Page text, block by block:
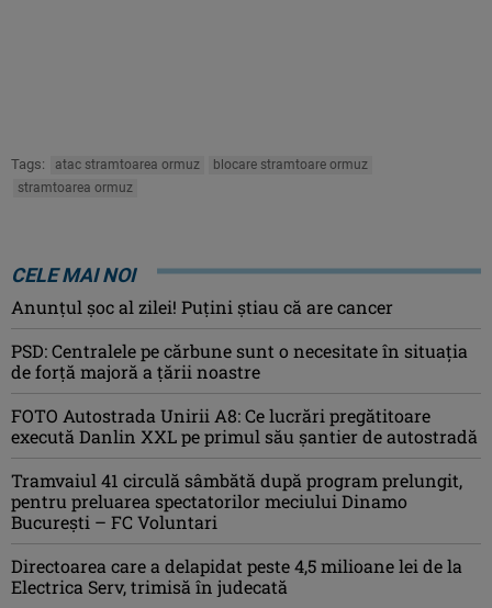
Tags: atac stramtoarea ormuz
blocare stramtoare ormuz
stramtoarea ormuz
CELE MAI NOI
Anunţul şoc al zilei! Puţini ştiau că are cancer
PSD: Centralele pe cărbune sunt o necesitate în situaţia
de forţă majoră a ţării noastre
FOTO Autostrada Unirii A8: Ce lucrări pregătitoare
execută Danlin XXL pe primul său șantier de autostradă
Tramvaiul 41 circulă sâmbătă după program prelungit,
pentru preluarea spectatorilor meciului Dinamo
București – FC Voluntari
Directoarea care a delapidat peste 4,5 milioane lei de la
Electrica Serv, trimisă în judecată